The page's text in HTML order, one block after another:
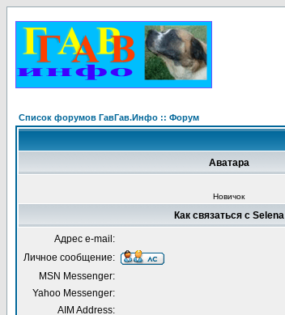
Список форумов ГавГав.Инфо :: Форум
Аватара
Новичок
Как связаться с Selena
Адрес e-mail:
Личное сообщение:
MSN Messenger:
Yahoo Messenger:
AIM Address: